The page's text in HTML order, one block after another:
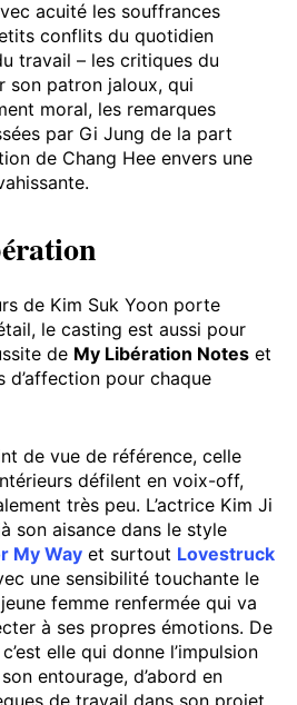
acuité les souffrances
conflits du quotidien
travail – les critiques du
son patron jaloux, qui
moral, les remarques
par Gi Jung de la part
de Chang Hee envers une
de Kim Suk Yoon porte
le casting est aussi pour
de My Libération Notes et
d’affection pour chaque
de vue de référence, celle
défilent en voix-off,
très peu. L’actrice Kim Ji
son aisance dans le style
My Way et surtout Lovestruck
une sensibilité touchante le
femme renfermée qui va
à ses propres émotions. De
elle qui donne l’impulsion
entourage, d’abord en